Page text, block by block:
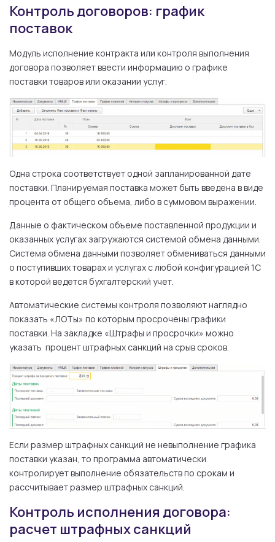
Контроль договоров: график
поставок
Модуль исполнение контракта или контроля выполнения
договора позволяет ввести информацию о графике
поставки товаров или оказании услуг.
Одна строка соответствует одной запланированной дате
поставки. Планируемая поставка может быть введена в виде
процента от общего объема, либо в суммовом выражении.
Данные о фактическом объеме поставленной продукции и
оказанных услугах загружаются системой обмена данными.
Система обмена данными позволяет обмениваться данными
о поступивших товарах и услугах с любой конфигурацией 1С
в которой ведется бухгалтерский учет.
Автоматические системы контроля позволяют наглядно
показать «ЛОТы» по которым просрочены графики
поставки. На закладке «Штрафы и просрочки» можно
указать процент штрафных санкций на срыв сроков.
Если размер штрафных санкций не невыполнение графика
поставки указан, то программа автоматически
контролирует выполнение обязательств по срокам и
рассчитывает размер штрафных санкций.
Контроль исполнения договора:
расчет штрафных санкций